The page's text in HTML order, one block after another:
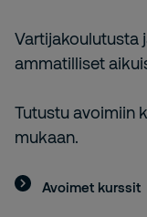
Vartijakoulutusta
ammatilliset
Tutustu avoimiin
mukaan.
Avoimet kurssit